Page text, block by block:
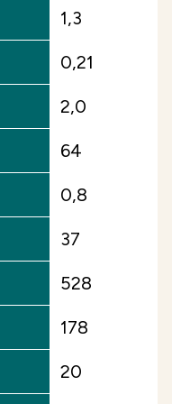
pidättää
maassa
kalkkistabiloitua,
määriä pää-,
muodossa
kasvien
1,3
0,21
2,0
64
0,8
37
528
178
20